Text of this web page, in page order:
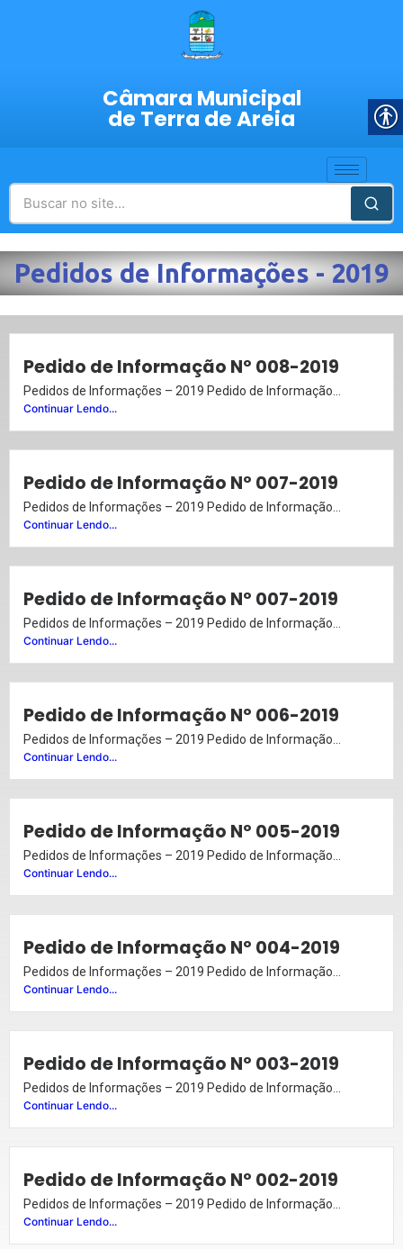
Câmara Municipal
de Terra de Areia
Pedidos de Informações - 2019
Pedido de Informação Nº 008-2019
Pedidos de Informações – 2019 Pedido de Informação...
Continuar Lendo...
Pedido de Informação Nº 007-2019
Pedidos de Informações – 2019 Pedido de Informação...
Continuar Lendo...
Pedido de Informação Nº 007-2019
Pedidos de Informações – 2019 Pedido de Informação...
Continuar Lendo...
Pedido de Informação Nº 006-2019
Pedidos de Informações – 2019 Pedido de Informação...
Continuar Lendo...
Pedido de Informação Nº 005-2019
Pedidos de Informações – 2019 Pedido de Informação...
Continuar Lendo...
Pedido de Informação Nº 004-2019
Pedidos de Informações – 2019 Pedido de Informação...
Continuar Lendo...
Pedido de Informação Nº 003-2019
Pedidos de Informações – 2019 Pedido de Informação...
Continuar Lendo...
Pedido de Informação Nº 002-2019
Pedidos de Informações – 2019 Pedido de Informação...
Continuar Lendo...